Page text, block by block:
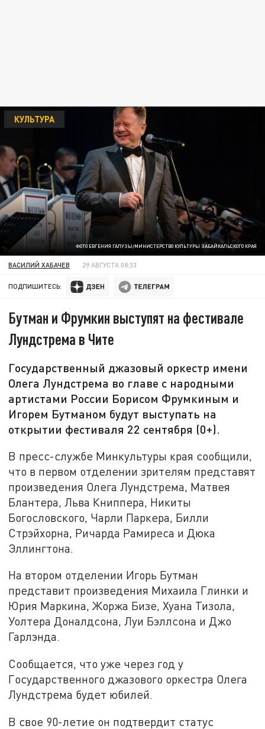
ФОТО ЕВГЕНИЯ ГАЛУЗЫ/МИНИСТЕРСТВО КУЛЬТУРЫ ЗАБАЙКАЛЬСКОГО КРАЯ
КУЛЬТУРА
ВАСИЛИЙ ХАБАЧЕВ 29 АВГУСТА 08:33
ПОДПИШИТЕСЬ:
Бутман и Фрумкин выступят на фестивале
Лундстрема в Чите
Государственный джазовый оркестр имени
Олега Лундстрема во главе с народными
артистами России Борисом Фрумкиным и
Игорем Бутманом будут выступать на
открытии фестиваля 22 сентября (0+).
В пресс-службе Минкультуры края сообщили,
что в первом отделении зрителям представят
произведения Олега Лундстрема, Матвея
Блантера, Льва Книппера, Никиты
Богословского, Чарли Паркера, Билли
Стрэйхорна, Ричарда Рамиреса и Дюка
Эллингтона.
На втором отделении Игорь Бутман
представит произведения Михаила Глинки и
Юрия Маркина, Жоржа Бизе, Хуана Тизола,
Уолтера Доналдсона, Луи Бэллсона и Джо
Гарлэнда.
Сообщается, что уже через год у
Государственного джазового оркестра Олега
Лундстрема будет юбилей.
В свое 90-летие он подтвердит статус